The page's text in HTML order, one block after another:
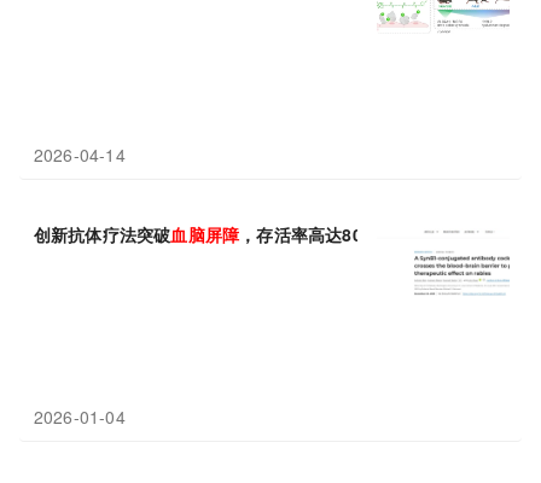
2026-04-14
创新抗体疗法突破血脑屏障 ，存活率高达80%
2026-01-04